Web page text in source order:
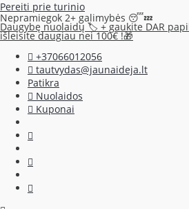
Pereiti prie turinio
Nepramiegok 2+ galimybės 😴💤
Daugybę nuolaidų 🏷️ + gaukite DAR
išleisite daugiau nei 100€ !🎁
+37066012056
tautvydas@jaunaideja.lt
Patikra
Nuolaidos
Kuponai